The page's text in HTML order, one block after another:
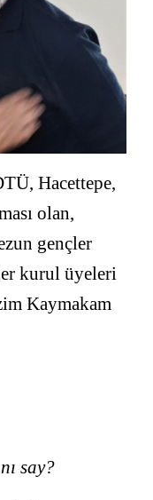
Hacettepe,
olan,
gençler
kurul üyeleri
Kaymakam
say?